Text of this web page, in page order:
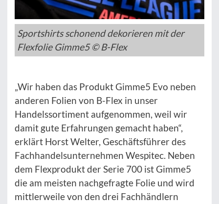
Sportshirts schonend dekorieren mit der
Flexfolie Gimme5 © B-Flex
„Wir haben das Produkt Gimme5 Evo neben
anderen Folien von B-Flex in unser
Handelssortiment aufgenommen, weil wir
damit gute Erfahrungen gemacht haben“,
erklärt Horst Welter, Geschäftsführer des
Fachhandelsunternehmen Wespitec. Neben
dem Flexprodukt der Serie 700 ist Gimme5
die am meisten nachgefragte Folie und wird
mittlerweile von den drei Fachhändlern